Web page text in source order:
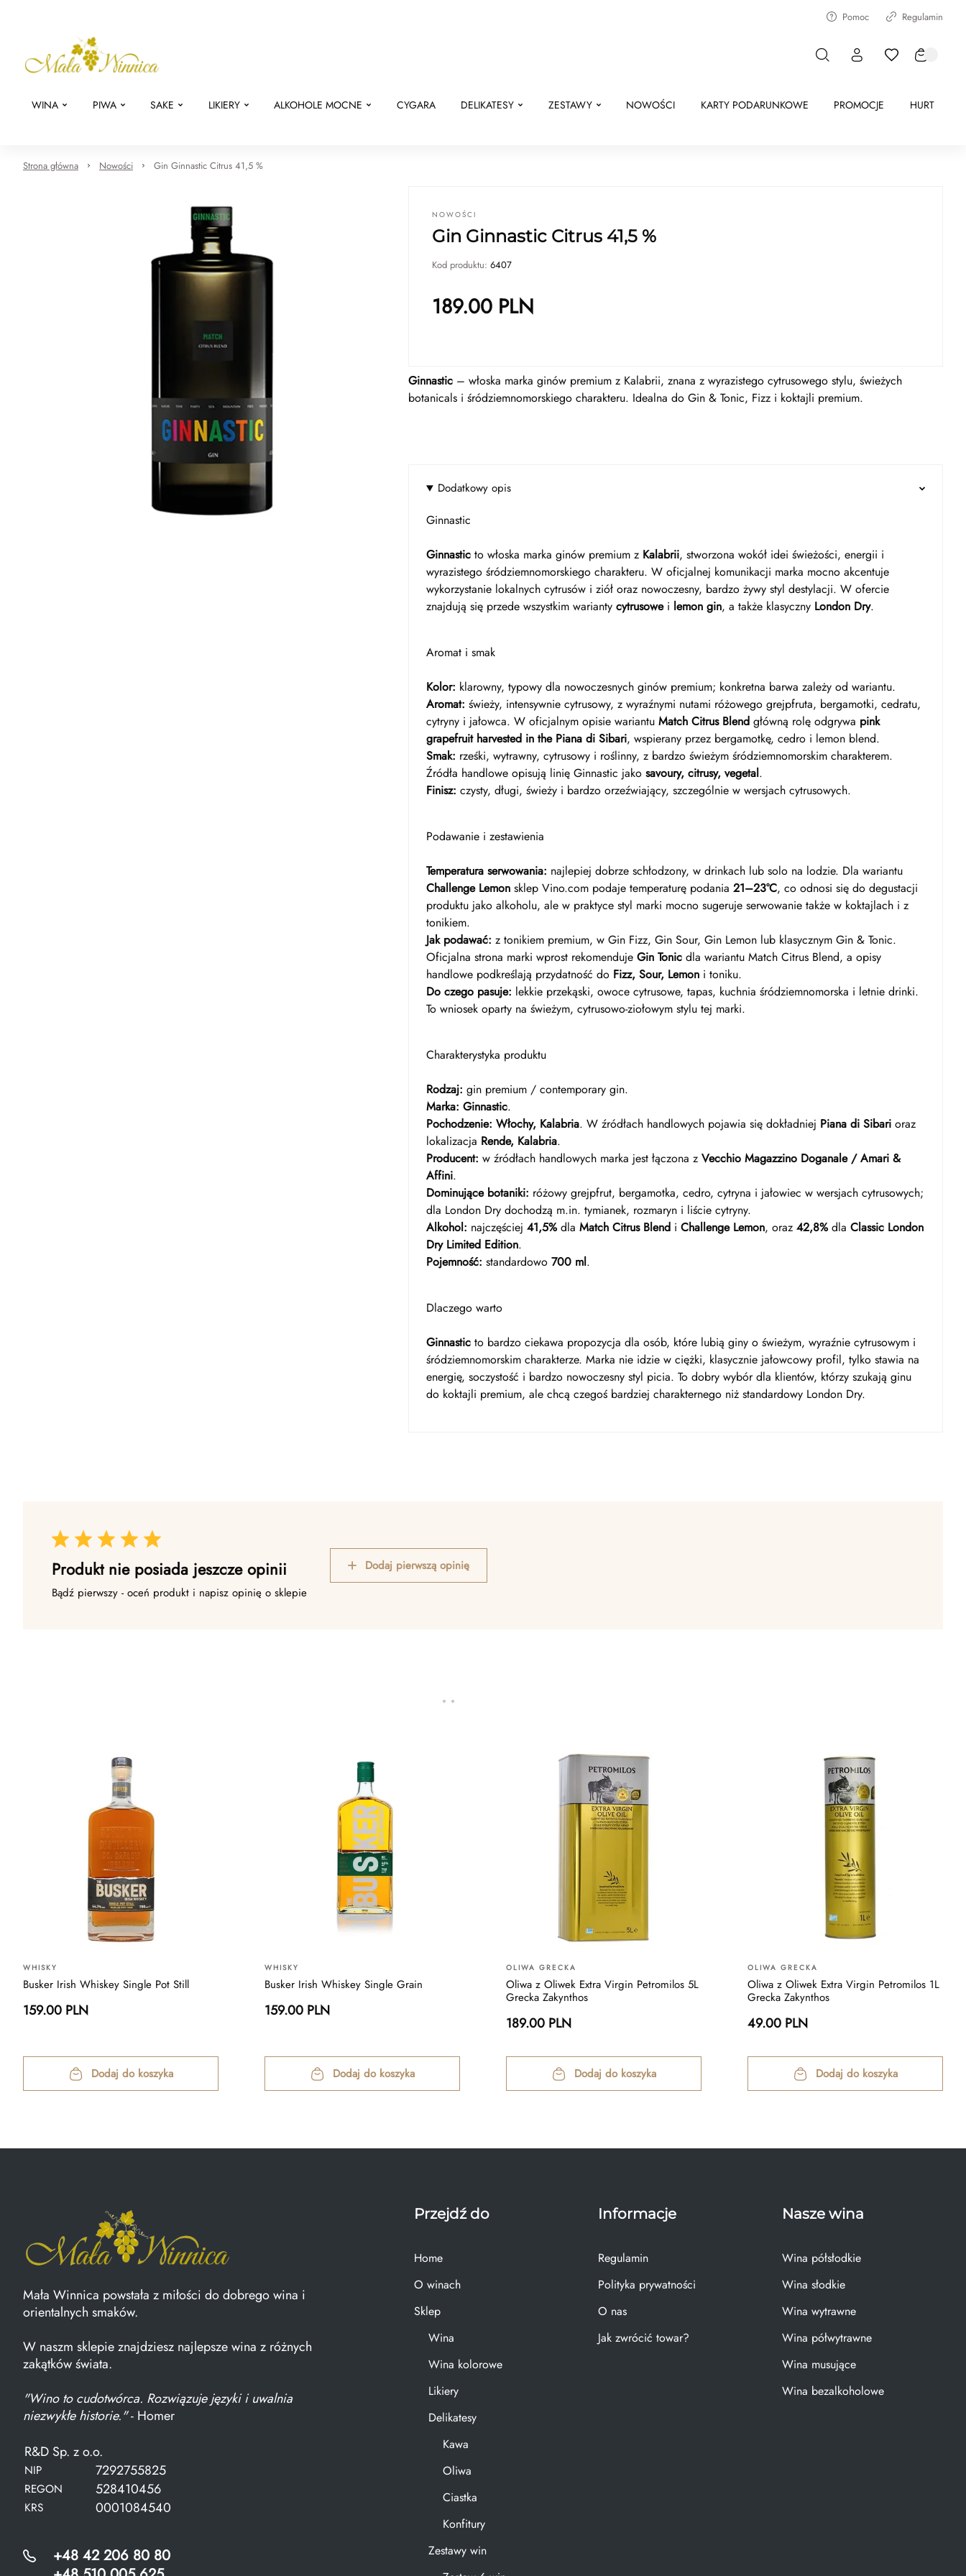
Pomoc Regulamin
WINA PIWA SAKE LIKIERY ALKOHOLE MOCNE CYGARA DELIKATESY ZESTAWY NOWOŚCI KARTY PODARUNKOWE PROMOCJE HURT
Strona główna Nowości Gin Ginnastic Citrus 41,5 %
NOWOŚCI
Gin Ginnastic Citrus 41,5 %
Kod produktu: 6407
189.00 PLN
Ginnastic – włoska marka ginów premium z Kalabrii, znana z wyrazistego cytrusowego stylu, świeżych
botanicals i śródziemnomorskiego charakteru. Idealna do Gin & Tonic, Fizz i koktajli premium.
Dodatkowy opis
Ginnastic
Ginnastic to włoska marka ginów premium z Kalabrii, stworzona wokół idei świeżości, energii i
wyrazistego śródziemnomorskiego charakteru. W oficjalnej komunikacji marka mocno akcentuje
wykorzystanie lokalnych cytrusów i ziół oraz nowoczesny, bardzo żywy styl destylacji. W ofercie
znajdują się przede wszystkim warianty cytrusowei lemon gin, a także klasyczny London Dry.
Aromat i smak
Kolor: klarowny, typowy dla nowoczesnych ginów premium; konkretna barwa zależy od wariantu.
Aromat: świeży, intensywnie cytrusowy, z wyraźnymi nutami różowego grejpfruta, bergamotki, cedratu,
cytryny i jałowca. W oficjalnym opisie wariantu Match Citrus Blend główną rolę odgrywa pink
grapefruit harvested in the Piana di Sibari, wspierany przez bergamotkę, cedro i lemon blend.
Smak: rześki, wytrawny, cytrusowy i roślinny, z bardzo świeżym śródziemnomorskim charakterem.
Źródła handlowe opisują linię Ginnastic jako savoury, citrusy, vegetal.
Finisz: czysty, długi, świeży i bardzo orzeźwiający, szczególnie w wersjach cytrusowych.
Podawanie i zestawienia
Temperatura serwowania: najlepiej dobrze schłodzony, w drinkach lub solo na lodzie. Dla wariantu
Challenge Lemon sklep Vino.com podaje temperaturę podania 21–23°C, co odnosi się do degustacji
produktu jako alkoholu, ale w praktyce styl marki mocno sugeruje serwowanie także w koktajlach i z
tonikiem.
Jak podawać: z tonikiem premium, w Gin Fizz, Gin Sour, Gin Lemon lub klasycznym Gin & Tonic.
Oficjalna strona marki wprost rekomenduje Gin Tonic dla wariantu Match Citrus Blend, a opisy
handlowe podkreślają przydatność do Fizz, Sour, Lemon i toniku.
Do czego pasuje: lekkie przekąski, owoce cytrusowe, tapas, kuchnia śródziemnomorska i letnie drinki.
To wniosek oparty na świeżym, cytrusowo-ziołowym stylu tej marki.
Charakterystyka produktu
Rodzaj: gin premium / contemporary gin.
Marka: Ginnastic.
Pochodzenie: Włochy, Kalabria. W źródłach handlowych pojawia się dokładniej Piana di Sibari oraz
lokalizacja Rende, Kalabria.
Producent: w źródłach handlowych marka jest łączona z Vecchio Magazzino Doganale / Amari &
Affini.
Dominujące botaniki: różowy grejpfrut, bergamotka, cedro, cytryna i jałowiec w wersjach cytrusowych;
dla London Dry dochodzą m.in. tymianek, rozmaryn i liście cytryny.
Alkohol: najczęściej 41,5% dla Match Citrus Blend i Challenge Lemon, oraz 42,8% dla Classic London
Dry Limited Edition.
Pojemność: standardowo 700 ml.
Dlaczego warto
Ginnastic to bardzo ciekawa propozycja dla osób, które lubią giny o świeżym, wyraźnie cytrusowym i
śródziemnomorskim charakterze. Marka nie idzie w ciężki, klasycznie jałowcowy profil, tylko stawia na
energię, soczystość i bardzo nowoczesny styl picia. To dobry wybór dla klientów, którzy szukają ginu
do koktajli premium, ale chcą czegoś bardziej charakternego niż standardowy London Dry.
Produkt nie posiada jeszcze opinii
Bądź pierwszy - oceń produkt i napisz opinię o sklepie
Dodaj pierwszą opinię
WHISKY
Busker Irish Whiskey Single Pot Still
159.00 PLN
Dodaj do koszyka
WHISKY
Busker Irish Whiskey Single Grain
159.00 PLN
Dodaj do koszyka
OLIWA GRECKA
Oliwa z Oliwek Extra Virgin Petromilos 5L
Grecka Zakynthos
189.00 PLN
Dodaj do koszyka
OLIWA GRECKA
Oliwa z Oliwek Extra Virgin Petromilos 1L
Grecka Zakynthos
49.00 PLN
Dodaj do koszyka
Mała Winnica powstała z miłości do dobrego wina i
orientalnych smaków.
W naszm sklepie znajdziesz najlepsze wina z różnych
zakątków świata.
"Wino to cudotwórca. Rozwiązuje języki i uwalnia
niezwykłe historie."- Homer
R&D Sp. z o.o.
NIP 7292755825
REGON 528410456
KRS 0001084540
+48 42 206 80 80
Przejdź do
Home
O winach
Sklep
Wina
Wina kolorowe
Likiery
Delikatesy
Kawa
Oliwa
Ciastka
Konfitury
Zestawy win
Informacje
Regulamin
Polityka prywatności
O nas
Jak zwrócić towar?
Nasze wina
Wina półsłodkie
Wina słodkie
Wina wytrawne
Wina półwytrawne
Wina musujące
Wina bezalkoholowe